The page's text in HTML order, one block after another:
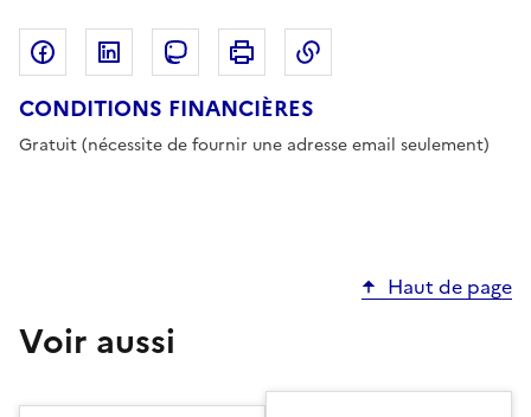
Partager sur Facebook
Partager sur LinkedIn
Partager sur Mastodon
Imprimer
CONDITIONS FINANCIÈRES
Gratuit (nécessite de fournir une adresse email seulement)
Haut de page
Voir aussi